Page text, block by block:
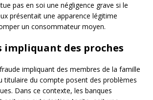
pas en soi une négligence grave si le
présentait une apparence légitime
un consommateur moyen.
impliquant des proches
impliquant des membres de la famille
titulaire du compte posent des problèmes
Dans ce contexte, les banques